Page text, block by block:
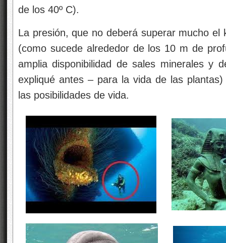
de los 40º C).
La presión, que no deberá superar mucho
(como sucede alrededor de los 10 m de
amplia disponibilidad de sales minerales y
expliqué antes – para la vida de las
las posibilidades de vida.